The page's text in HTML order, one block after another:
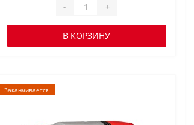
- +
В КОРЗИНУ
Заканчивается